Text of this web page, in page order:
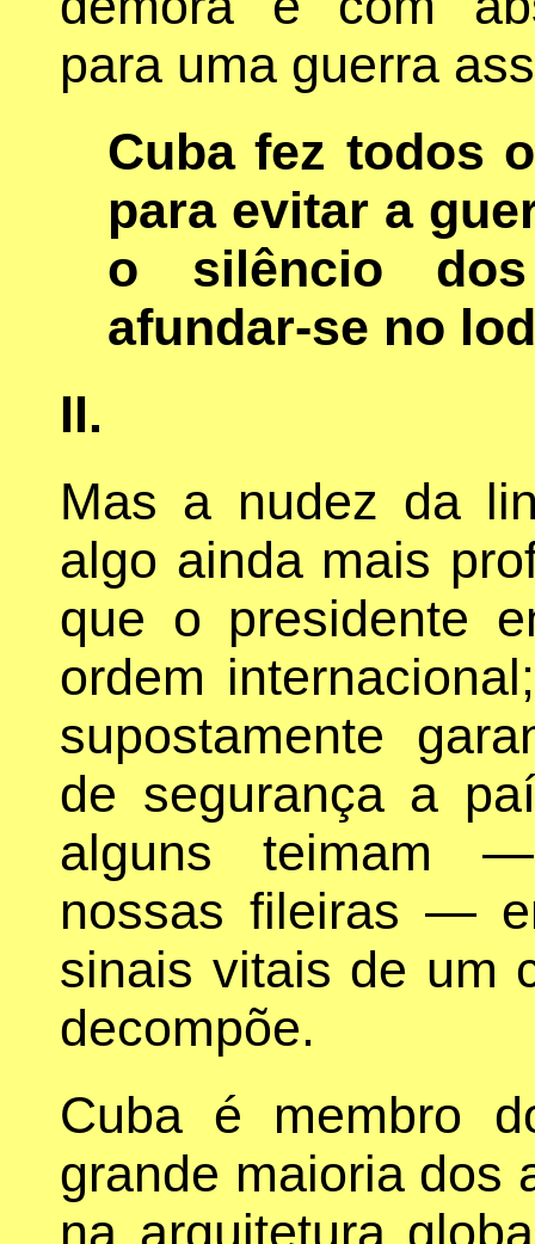
para uma guerra
Cuba fez todos
para evitar a
o silêncio dos
afundar-se no
II.
Mas a nudez da
algo ainda mais
que o presidente
ordem
supostamente
de segurança a
alguns teimam
nossas fileiras —
sinais vitais de um
decompõe.
Cuba é membro
grande maioria dos
na arquitetura